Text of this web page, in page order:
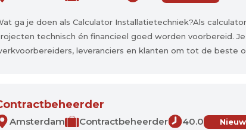
ga je doen als Calculator Installatietechniek?Als
technisch én financieel goed worden voorbereid.
leveranciers en klanten om tot de beste
Amsterdam Contractbeheerder 40.0 Nieuw